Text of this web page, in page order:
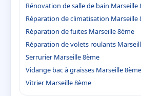
Rénovation de salle de bain Marseille
Réparation de climatisation Marseille
Réparation de fuites Marseille 8ème
Réparation de volets roulants
Serrurier Marseille 8ème
Vidange bac à graisses Marseille 8ème
Vitrier Marseille 8ème